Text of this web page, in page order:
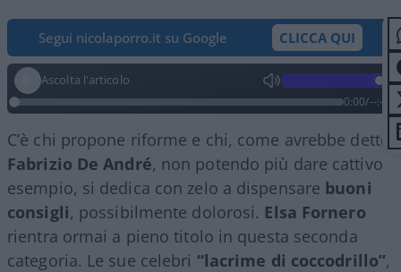
Segui nicolaporro.it su Google CLICCA QUI
Ascolta l'articolo
0:00/--:--
C’è chi propone riforme e chi, come avrebbe detto
Fabrizio De André, non potendo più dare cattivo
esempio, si dedica con zelo a dispensare buoni
consigli, possibilmente dolorosi. Elsa Fornero
rientra ormai a pieno titolo in questa seconda
categoria. Le sue celebri “lacrime di coccodrillo”,